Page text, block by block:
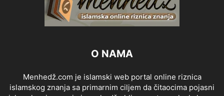
O NAMA
Menhedž.com je islamski web portal online riznica
islamskog znanja sa primarnim ciljem da čitaocima pojasni